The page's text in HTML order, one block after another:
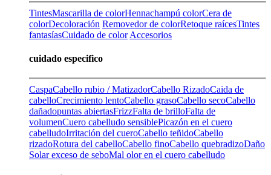
TintesMascarilla de colorHennachampú colorCera de
colorDecoloración Removedor de colorRetoque raícesTintes
fantasíasCuidado de color Accesorios
cuidado especifico
CaspaCabello rubio / MatizadorCabello RizadoCaida de
cabelloCrecimiento lentoCabello grasoCabello secoCabello
dañadopuntas abiertasFrizzFalta de brilloFalta de
volumenCuero cabelludo sensiblePicazón en el cuero
cabelludoIrritación del cueroCabello teñidoCabello
rizadoRotura del cabelloCabello finoCabello quebradizoDaño
Solarexceso de seboMal olor en el cuero cabelludo